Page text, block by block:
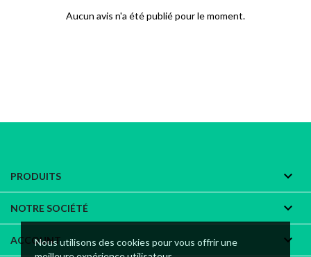
Nous utilisons des cookies pour vous offrir une
Aucun avis n'a été publié pour le moment.
PRODUITS 
NOTRE SOCIÉTÉ 
ACCOUNT 